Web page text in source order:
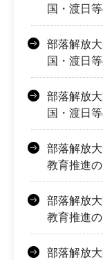
国・渡日
部落解放
国・渡日
部落解放
国・渡日
部落解放
教育推進
部落解放
教育推進
部落解放